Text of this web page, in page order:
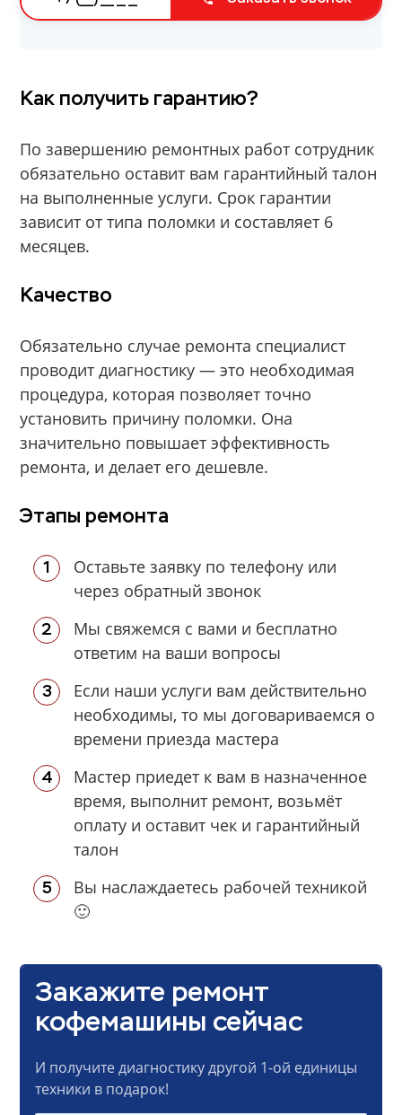
Как получить гарантию?
По завершению ремонтных работ сотрудник
обязательно оставит вам гарантийный талон
на выполненные услуги. Срок гарантии
зависит от типа поломки и составляет 6
месяцев.
Качество
Обязательно случае ремонта специалист
проводит диагностику — это необходимая
процедура, которая позволяет точно
установить причину поломки. Она
значительно повышает эффективность
ремонта, и делает его дешевле.
Этапы ремонта
Оставьте заявку по телефону или
через обратный звонок
Мы свяжемся с вами и бесплатно
ответим на ваши вопросы
Если наши услуги вам действительно
необходимы, то мы договариваемся о
времени приезда мастера
Мастер приедет к вам в назначенное
время, выполнит ремонт, возьмёт
оплату и оставит чек и гарантийный
талон
Вы наслаждаетесь рабочей техникой
🙂
Закажите ремонт
кофемашины сейчас
И получите диагностику другой 1-ой единицы
техники в подарок!